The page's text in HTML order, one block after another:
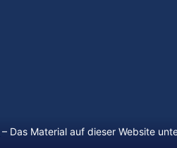
– Das Material auf dieser Website